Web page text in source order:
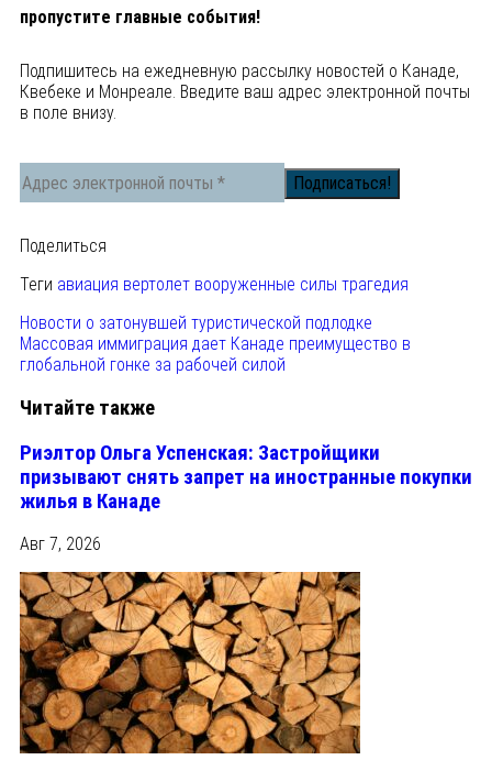
пропустите главные события!
Подпишитесь на ежедневную рассылку новостей о Канаде,
Квебеке и Монреале. Введите ваш адрес электронной почты
в поле внизу.
Поделиться
Теги авиация вертолет вооруженные силы трагедия
Новости о затонувшей туристической подлодке
Массовая иммиграция дает Канаде преимущество в
глобальной гонке за рабочей силой
Читайте также
Риэлтор Ольга Успенская: Застройщики
призывают снять запрет на иностранные покупки
жилья в Канаде
Авг 7, 2026